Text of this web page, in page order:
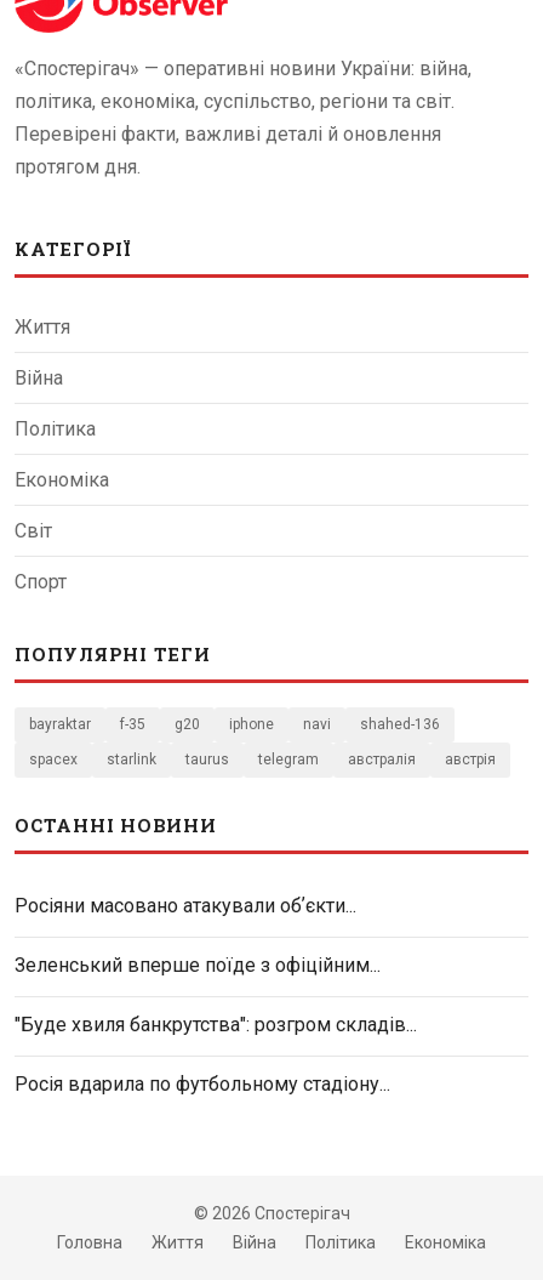
«Спостерігач» — оперативні новини України: війна,
політика, економіка, суспільство, регіони та світ.
Перевірені факти, важливі деталі й оновлення
протягом дня.
КАТЕГОРІЇ
Життя
Війна
Політика
Економіка
Світ
Спорт
ПОПУЛЯРНІ ТЕГИ
bayraktar f-35 g20 iphone navi shahed-136
spacex starlink taurus telegram австралія австрія
ОСТАННІ НОВИНИ
Росіяни масовано атакували обʼєкти...
Зеленський вперше поїде з офіційним...
"Буде хвиля банкрутства": розгром складів...
Росія вдарила по футбольному стадіону...
© 2026 Спостерігач
Головна
Життя Війна Політика Економіка